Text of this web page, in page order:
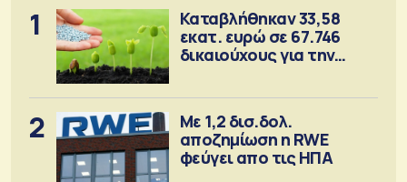
1
Καταβλήθηκαν 33,58
εκατ. ευρώ σε 67.746
δικαιούχους για την
2
Με 1,2 δισ.δολ.
αποζημίωση η RWE
φεύγει απο τις ΗΠΑ